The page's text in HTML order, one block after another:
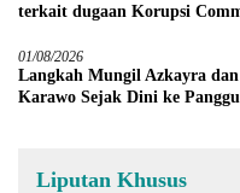
terkait dugaan Korupsi
01/08/2026
Langkah Mungil Azkayra
Karawo Sejak Dini ke
Liputan Khusus